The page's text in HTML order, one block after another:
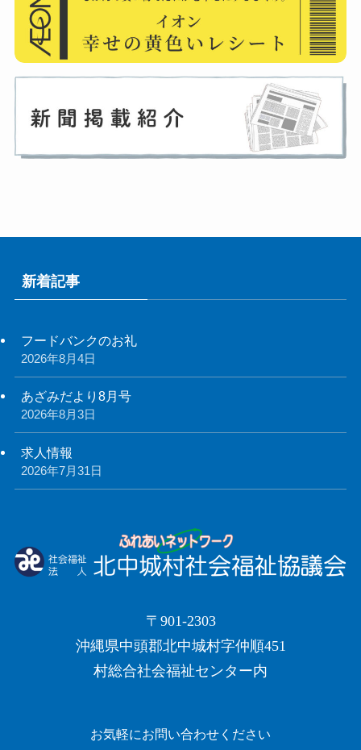
新着記事
フードバンクのお礼
2026年8月4日
あざみだより8月号
2026年8月3日
求人情報
2026年7月31日
〒901-2303
沖縄県中頭郡北中城村字仲順451
村総合社会福祉センター内
お気軽にお問い合わせください